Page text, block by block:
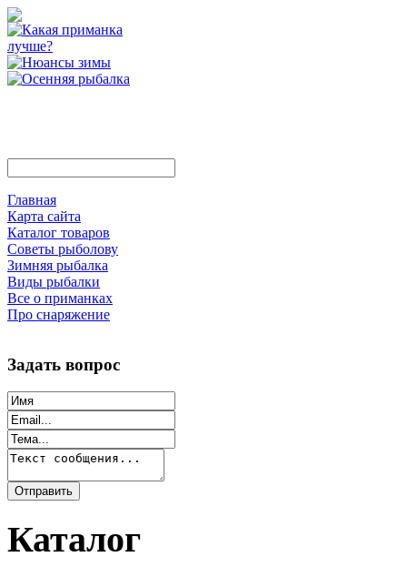
Главная
Карта сайта
Каталог товаров
Советы рыболову
Зимняя рыбалка
Виды рыбалки
Все о приманках
Про снаряжение
Задать вопрос
Каталог